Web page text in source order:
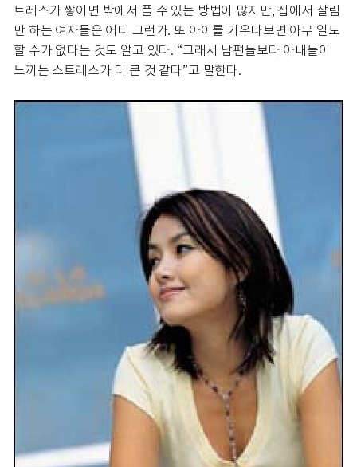
트레스가 쌓이면 밖에서 풀 수 있는 방법이 많지만, 집에서 살림
만 하는 여자들은 어디 그런가. 또 아이를 키우다보면 아무 일도
할 수가 없다는 것도 알고 있다. “그래서 남편들보다 아내들이
느끼는 스트레스가 더 큰 것 같다”고 말한다.